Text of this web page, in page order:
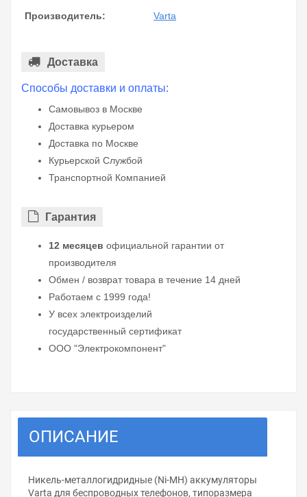
Производитель: Varta
Доставка
Способы доставки и оплаты:
Самовывоз в Москве
Доставка курьером
Доставка по Москве
Курьерской Службой
Транспортной Компанией
Гарантия
12 месяцев официальной гарантии от
производителя
Обмен / возврат товара в течение 14 дней
Работаем с 1999 года!
У всех электроизделий
государственный сертификат
ООО "Электрокомпонент"
ОПИСАНИЕ
Никель-металлогидридные (Ni-MH) аккумуляторы
Varta для беспроводных телефонов, типоразмера